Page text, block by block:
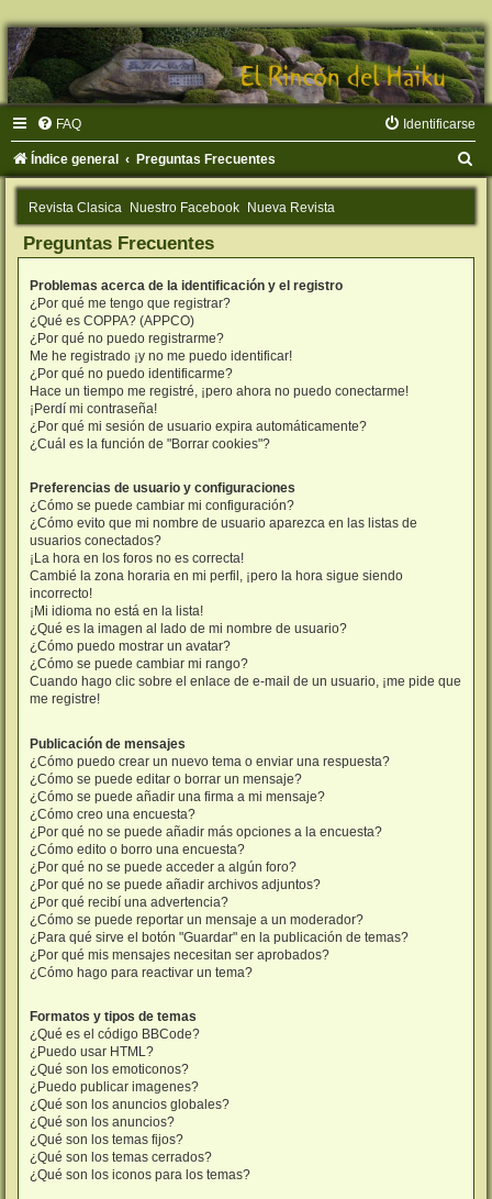
FAQ Identificarse
Índice general Preguntas Frecuentes
u
Revista Clasica Nuestro Facebook Nueva Revista
Preguntas Frecuentes
Problemas acerca de la identificación y el registro
¿Por qué me tengo que registrar?
¿Qué es COPPA? (APPCO)
¿Por qué no puedo registrarme?
Me he registrado ¡y no me puedo identificar!
¿Por qué no puedo identificarme?
Hace un tiempo me registré, ¡pero ahora no puedo conectarme!
¡Perdí mi contraseña!
¿Por qué mi sesión de usuario expira automáticamente?
¿Cuál es la función de "Borrar cookies"?
Preferencias de usuario y configuraciones
¿Cómo se puede cambiar mi configuración?
¿Cómo evito que mi nombre de usuario aparezca en las listas de
usuarios conectados?
¡La hora en los foros no es correcta!
Cambié la zona horaria en mi perfil, ¡pero la hora sigue siendo
incorrecto!
¡Mi idioma no está en la lista!
¿Qué es la imagen al lado de mi nombre de usuario?
¿Cómo puedo mostrar un avatar?
¿Cómo se puede cambiar mi rango?
Cuando hago clic sobre el enlace de e-mail de un usuario, ¡me pide que
me registre!
Publicación de mensajes
¿Cómo puedo crear un nuevo tema o enviar una respuesta?
¿Cómo se puede editar o borrar un mensaje?
¿Cómo se puede añadir una firma a mi mensaje?
¿Cómo creo una encuesta?
¿Por qué no se puede añadir más opciones a la encuesta?
¿Cómo edito o borro una encuesta?
¿Por qué no se puede acceder a algún foro?
¿Por qué no se puede añadir archivos adjuntos?
¿Por qué recibí una advertencia?
¿Cómo se puede reportar un mensaje a un moderador?
¿Para qué sirve el botón "Guardar" en la publicación de temas?
¿Por qué mis mensajes necesitan ser aprobados?
¿Cómo hago para reactivar un tema?
Formatos y tipos de temas
¿Qué es el código BBCode?
¿Puedo usar HTML?
¿Qué son los emoticonos?
¿Puedo publicar imagenes?
¿Qué son los anuncios globales?
¿Qué son los anuncios?
¿Qué son los temas fijos?
¿Qué son los temas cerrados?
¿Qué son los iconos para los temas?